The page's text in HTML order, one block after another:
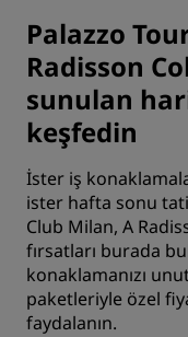
Palazzo
Radisson
sunulan
keşfedin
İster iş
ister hafta sonu
Club Milan, A
fırsatları burada
konaklamanızı
paketleriyle özel
faydalanın.